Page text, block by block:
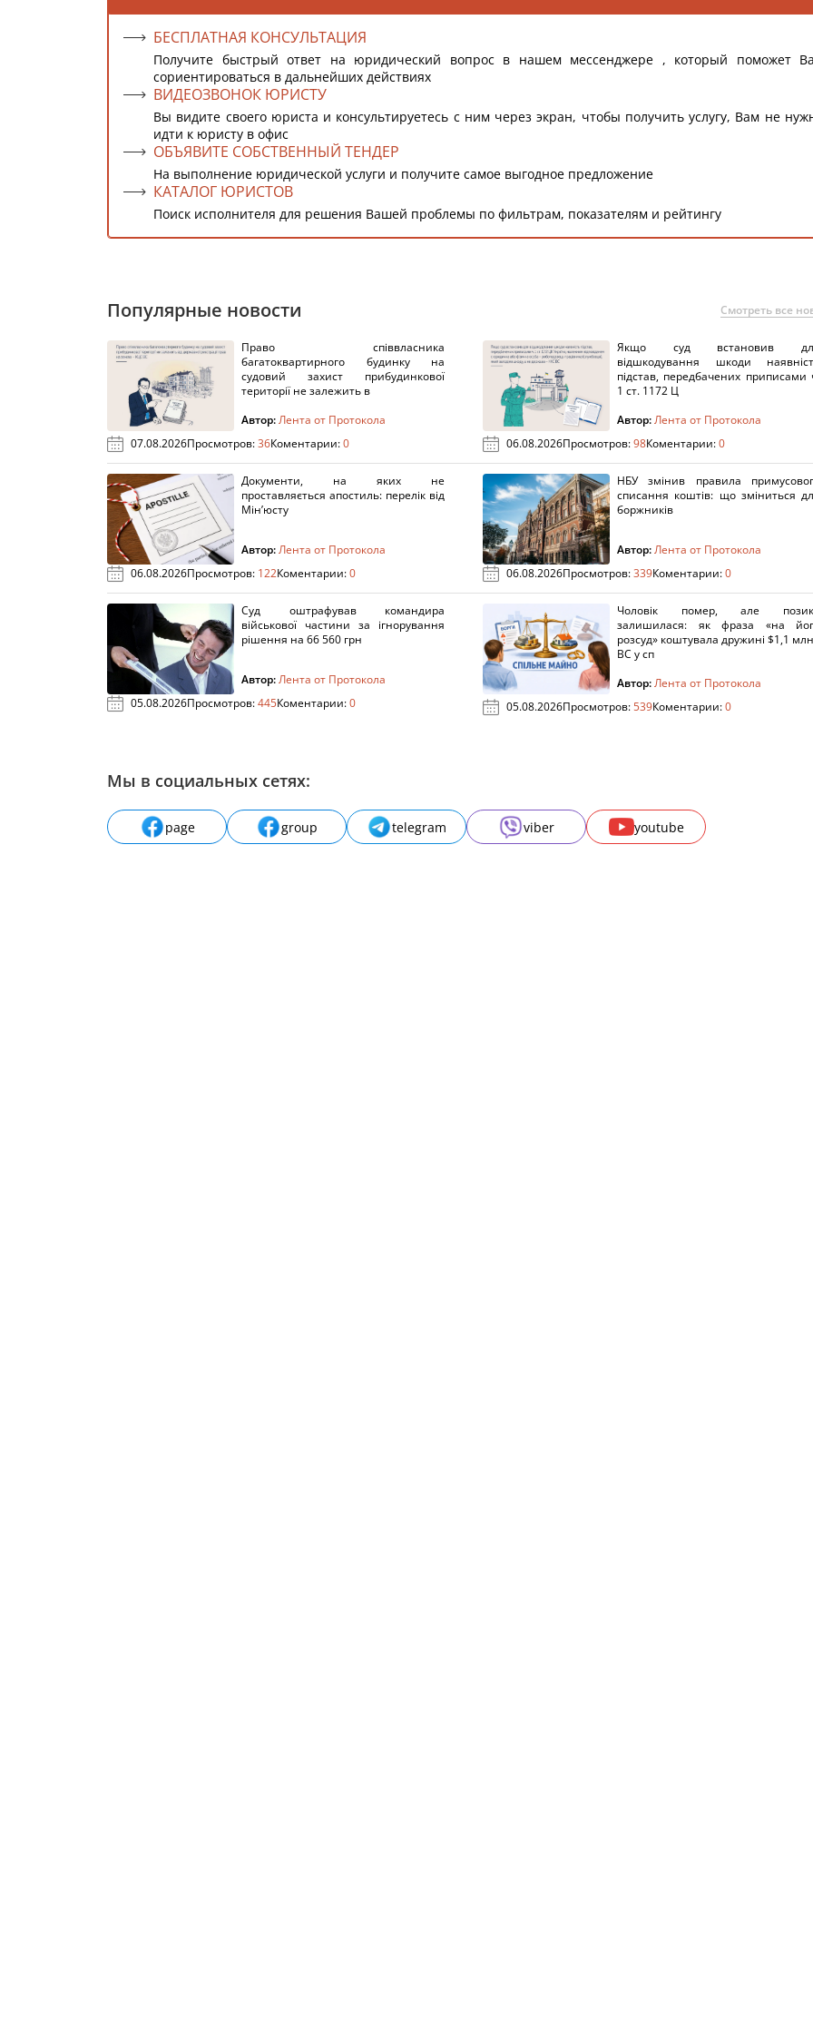
БЕСПЛАТНАЯ КОНСУЛЬТАЦИЯ
Получите быстрый ответ на юридический вопрос в нашем мессенджере , который поможет
сориентироваться в дальнейших действиях
ВИДЕОЗВОНОК ЮРИСТУ
Вы видите своего юриста и консультируетесь с ним через экран, чтобы получить услугу, Вам не
идти к юристу в офис
ОБЪЯВИТЕ СОБСТВЕННЫЙ ТЕНДЕР
На выполнение юридической услуги и получите самое выгодное предложение
КАТАЛОГ ЮРИСТОВ
Поиск исполнителя для решения Вашей проблемы по фильтрам, показателям и рейтингу
Популярные новости Смотреть все
Право співвласника
багатоквартирного будинку на
судовий захист прибудинкової
території не залежить в
Автор:Лента от Протокола
07.08.2026Просмотров:36Коментарии:0
Якщо суд встановив
відшкодування шкоди
підстав, передбачених приписами
1 ст. 1172 Ц
Автор:Лента от Протокола
06.08.2026Просмотров:98Коментарии:0
Документи, на яких не
проставляється апостиль: перелік від
Мін’юсту
Автор:Лента от Протокола
06.08.2026Просмотров: 122Коментарии:0
НБУ змінив правила
списання коштів: що зміниться
боржників
Автор:Лента от Протокола
06.08.2026Просмотров:339Коментарии:0
Суд оштрафував командира
військової частини за ігнорування
рішення на 66 560 грн
Автор:Лента от Протокола
05.08.2026Просмотров:445Коментарии:0
Чоловік помер, але
залишилася: як фраза «на
розсуд» коштувала дружині $1,1
ВС у сп
Автор:Лента от Протокола
05.08.2026Просмотров:539Коментарии:0
Мы в социальных сетях:
page group telegram viber youtube